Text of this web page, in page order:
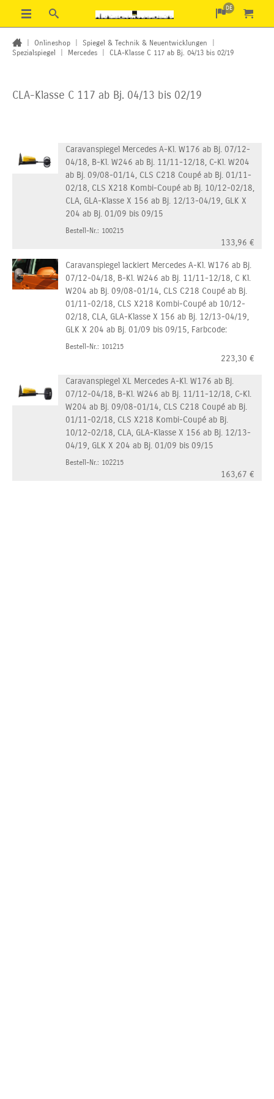
DE
Onlineshop Spiegel & Technik & Neuentwicklungen
Spezialspiegel
Mercedes CLA-Klasse C 117 ab Bj. 04/13 bis 02/19
CLA-Klasse C 117 ab Bj. 04/13 bis 02/19
Caravanspiegel Mercedes A-Kl. W176 ab Bj. 07/12-
04/18, B-Kl. W246 ab Bj. 11/11-12/18, C-Kl. W204
ab Bj. 09/08-01/14, CLS C218 Coupé ab Bj. 01/11-
02/18, CLS X218 Kombi-Coupé ab Bj. 10/12-02/18,
CLA, GLA-Klasse X 156 ab Bj. 12/13-04/19, GLK X
204 ab Bj. 01/09 bis 09/15
Bestell-Nr.: 100215
133,96 €
Caravanspiegel lackiert Mercedes A-Kl. W176 ab Bj.
07/12-04/18, B-Kl. W246 ab Bj. 11/11-12/18, C Kl.
W204 ab Bj. 09/08-01/14, CLS C218 Coupé ab Bj.
01/11-02/18, CLS X218 Kombi-Coupé ab 10/12-
02/18, CLA, GLA-Klasse X 156 ab Bj. 12/13-04/19,
GLK X 204 ab Bj. 01/09 bis 09/15, Farbcode:
Bestell-Nr.: 101215
223,30 €
Caravanspiegel XL Mercedes A-Kl. W176 ab Bj.
07/12-04/18, B-Kl. W246 ab Bj. 11/11-12/18, C-Kl.
W204 ab Bj. 09/08-01/14, CLS C218 Coupé ab Bj.
01/11-02/18, CLS X218 Kombi-Coupé ab Bj.
10/12-02/18, CLA, GLA-Klasse X 156 ab Bj. 12/13-
04/19, GLK X 204 ab Bj. 01/09 bis 09/15
Bestell-Nr.: 102215
163,67 €